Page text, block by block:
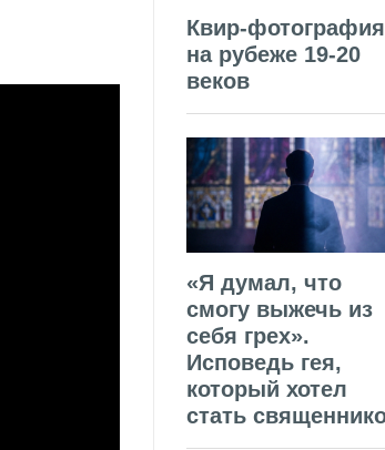
Квир-фотография
на рубеже 19-20
веков
«Я думал, что
смогу выжечь из
себя грех».
Исповедь гея,
который хотел
стать